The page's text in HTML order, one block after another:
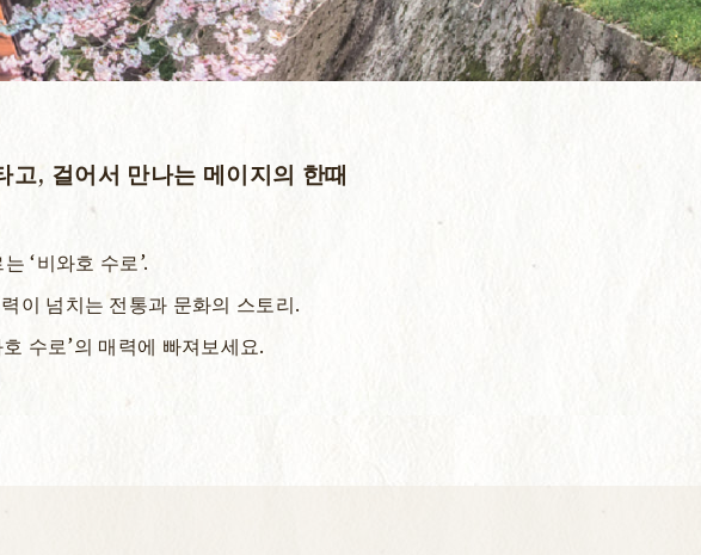
고, 걸어서 만나는 메이지의 한때
‘비와호 수로’.
이 넘치는 전통과 문화의 스토리.
수로’의 매력에 빠져보세요.